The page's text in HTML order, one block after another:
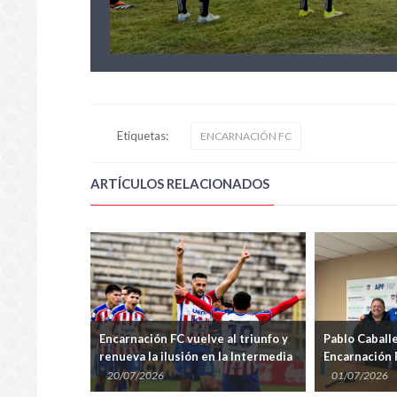
Etiquetas: ENCARNACIÓN FC
ARTÍCULOS RELACIONADOS
FC vuelve al triunfo y
en la Intermedia
Pablo Caballero toma el mando de
Encarnación FC en un momento
crítico
01/07/2026